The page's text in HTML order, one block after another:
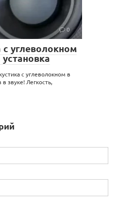
0
с углеволокном
с углеволокном в
звуке! Легкость,